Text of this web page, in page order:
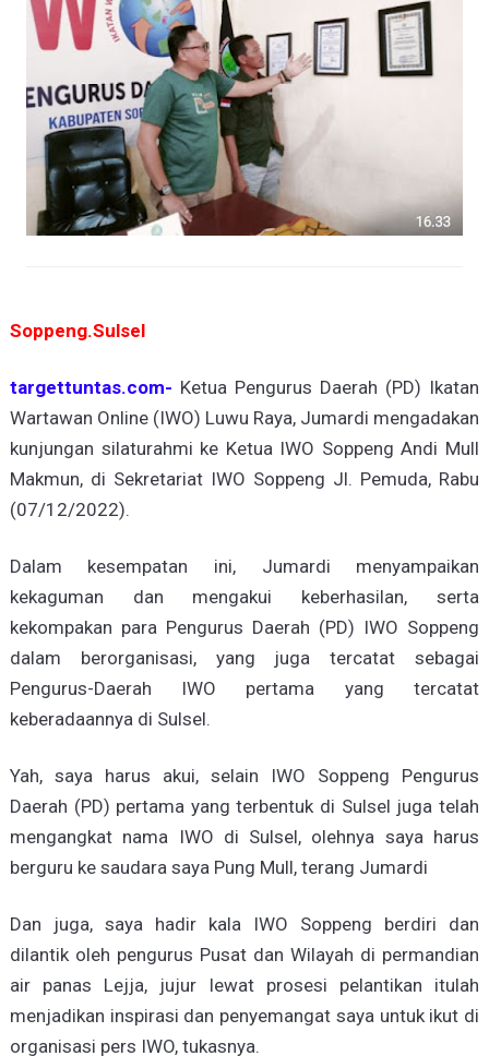
Soppeng.Sulsel
targettuntas.com- Ketua Pengurus Daerah (PD) Ikatan
Wartawan Online (IWO) Luwu Raya, Jumardi mengadakan
kunjungan silaturahmi ke Ketua IWO Soppeng Andi Mull
Makmun, di Sekretariat IWO Soppeng Jl. Pemuda, Rabu
(07/12/2022).
Dalam kesempatan ini, Jumardi menyampaikan
kekaguman dan mengakui keberhasilan, serta
kekompakan para Pengurus Daerah (PD) IWO Soppeng
dalam berorganisasi, yang juga tercatat sebagai
Pengurus-Daerah IWO pertama yang tercatat
keberadaannya di Sulsel.
Yah, saya harus akui, selain IWO Soppeng Pengurus
Daerah (PD) pertama yang terbentuk di Sulsel juga telah
mengangkat nama IWO di Sulsel, olehnya saya harus
berguru ke saudara saya Pung Mull, terang Jumardi
Dan juga, saya hadir kala IWO Soppeng berdiri dan
dilantik oleh pengurus Pusat dan Wilayah di permandian
air panas Lejja, jujur lewat prosesi pelantikan itulah
menjadikan inspirasi dan penyemangat saya untuk ikut di
organisasi pers IWO, tukasnya.